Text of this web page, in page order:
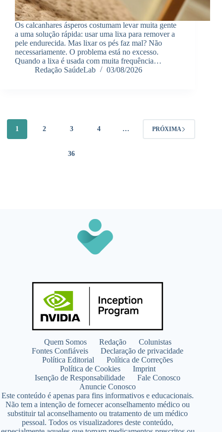
Os calcanhares ásperos costumam levar muita gente
a uma solução rápida: usar uma lixa para remover a
pele endurecida. Mas lixar os pés faz mal? Não
necessariamente. O problema está no excesso.
Quando a lixa é usada com muita frequência…
Redação SaúdeLab
03/08/2026
1 2 3 4 …
36
PRÓXIMA
Quem Somos Redação
Colunistas
Fontes Confiáveis
Declaração de privacidade
Política Editorial
Política de Correções
Política de Cookies
Imprint
Isenção de Responsabilidade
Fale Conosco
Anuncie Conosco
Este conteúdo é apenas para fins informativos e educacionais.
Não tem a intenção de fornecer aconselhamento médico ou
substituir tal aconselhamento ou tratamento de um médico
pessoal. Todos os visualizadores deste conteúdo,